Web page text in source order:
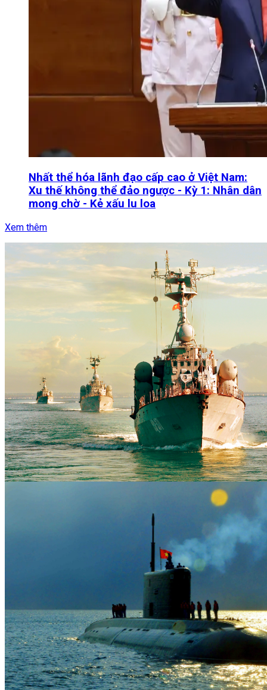
Nhất thể hóa lãnh đạo cấp cao ở Việt Nam:
Xu thế không thể đảo ngược - Kỳ 1: Nhân dân
mong chờ - Kẻ xấu lu loa
Xem thêm